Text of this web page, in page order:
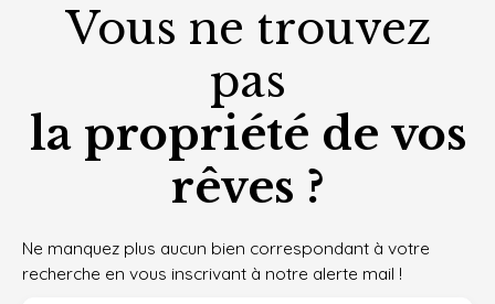
Vous ne trouvez
pas
la propriété de vos
rêves ?
Ne manquez plus aucun bien correspondant à votre
recherche en vous inscrivant à notre alerte mail !